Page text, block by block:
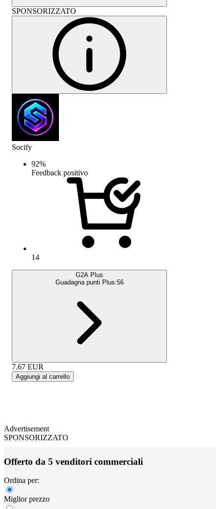
SPONSORIZZATO
Socify
92%
Feedback positivo
14
G2A Plus
Guadagna punti Plus:56
7.67 EUR
Aggiungi al carrello
Advertisement
SPONSORIZZATO
Offerto da 5 venditori commerciali
Ordina per:
Miglior prezzo